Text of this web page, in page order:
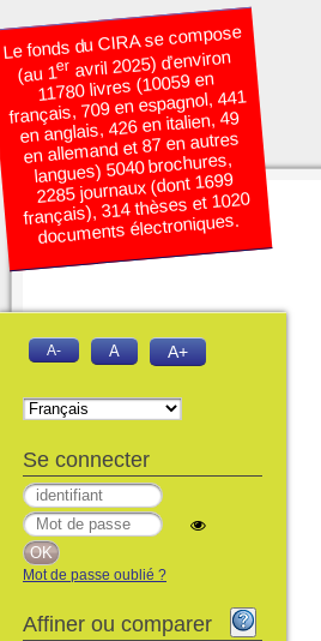
Le fonds du CIRA se compose
(au 1eravril 2025) d’environ
11780 livres (10059 en
français, 709 en espagnol, 441
en anglais, 426 en italien, 49
en allemand et 87 en autres
langues) 5040 brochures,
2285 journaux (dont 1699
français), 314 thèses et 1020
documents électroniques.
A- A A+
Se connecter
Mot de passe oublié ?
Affiner ou comparer